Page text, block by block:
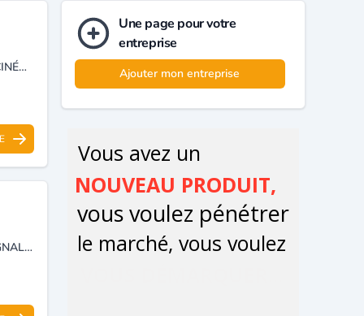
IMPORTATION ET INSTALLATION D'ÉQUIPEMENTS POUR SALLES DE CINÉMA, THÉÂTRES ET CONFÉRENCE.
SOCIÉTÉ D'INGÉNIERIE ET DE RÉALISATION SPÉCIALISÉE DANS LA SIGNALISATION ET TÉLÉCOMMUNICATION FERROVIAIRE.
Une page pour votre
entreprise
Ajouter mon entreprise